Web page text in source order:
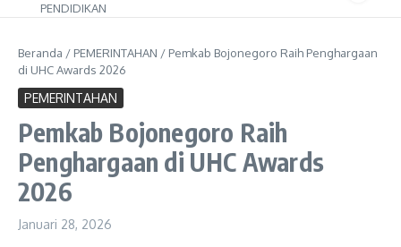
PENDIDIKAN
Beranda / PEMERINTAHAN / Pemkab Bojonegoro Raih Penghargaan
di UHC Awards 2026
PEMERINTAHAN
Pemkab Bojonegoro Raih
Penghargaan di UHC Awards
2026
Januari 28, 2026